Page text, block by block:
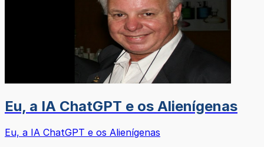
Eu, a IA ChatGPT e os Alienígenas
Eu, a IA ChatGPT e os Alienígenas